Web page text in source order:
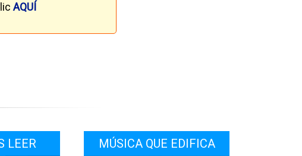
AQUÍ
LEER MÚSICA QUE EDIFICA